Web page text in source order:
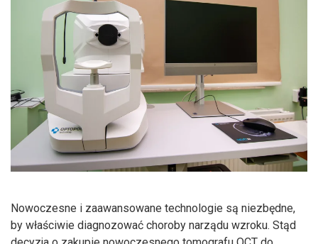
Nowoczesne i zaawansowane technologie są niezbędne,
by właściwie diagnozować choroby narządu wzroku. Stąd